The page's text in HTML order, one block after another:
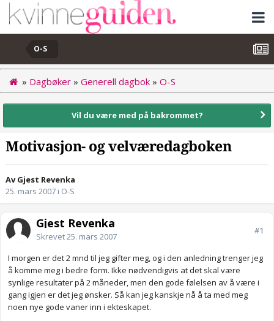
O-S
» Dagbøker » Generell dagbok » O-S
Vil du være med på bakrommet?
Motivasjon- og velværedagboken
Av Gjest Revenka
25. mars 2007 i O-S
Gjest Revenka
Skrevet25. mars 2007
#1
I morgen er det 2 mnd til jeg gifter meg, og i den anledning trenger jeg
å komme meg i bedre form. Ikke nødvendigvis at det skal være
synlige resultater på 2 måneder, men den gode følelsen av å være i
gang igjen er det jeg ønsker. Så kan jeg kanskje nå å ta med meg
noen nye gode vaner inn i ekteskapet.